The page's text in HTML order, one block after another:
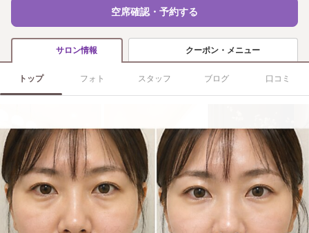
空席確認・予約する
サロン情報 クーポン・メニュー
トップ フォト スタッフ ブログ 口コミ